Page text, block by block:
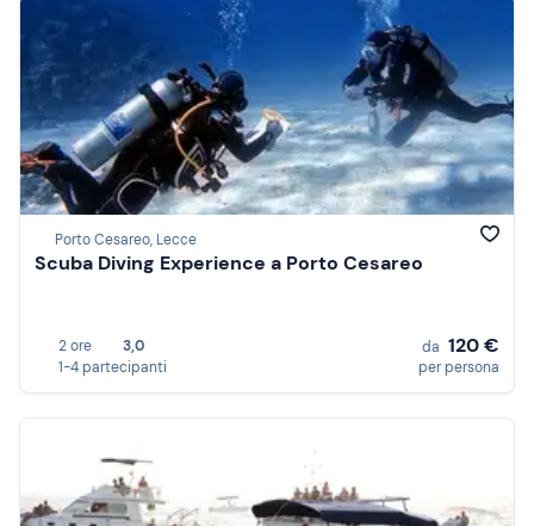
Porto Cesareo, Lecce
Scuba Diving Experience a Porto Cesareo
2 ore
3,0
1-4 partecipanti
da 120 €
per persona